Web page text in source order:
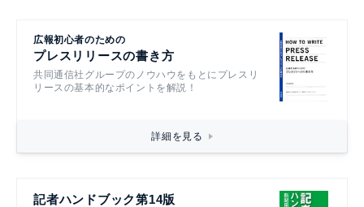
広報初心者のための
プレスリリースの書き方
共同通信社グループのノウハウをもとにプレスリ
リースの基本的なポイントを解説！
詳細を見る
記者ハンドブック第14版